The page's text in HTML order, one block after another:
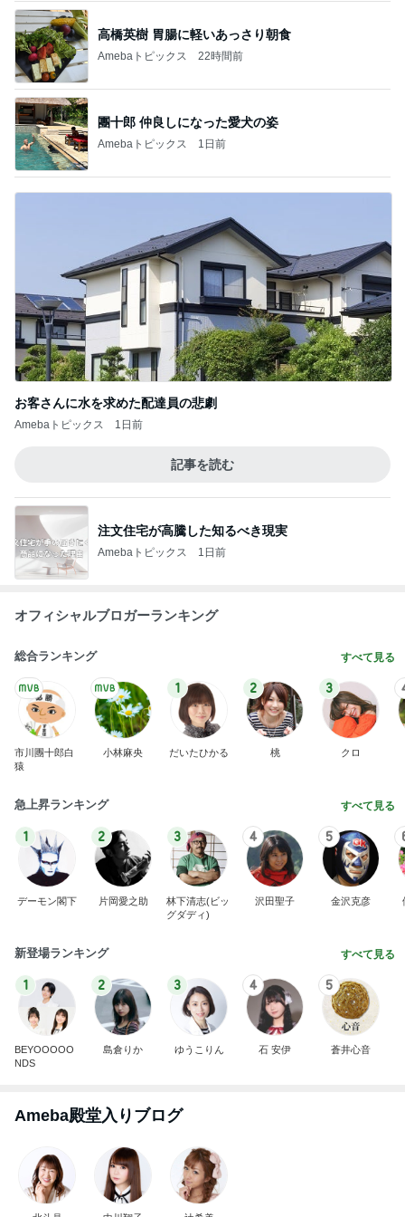
高橋英樹 胃腸に軽いあっさり朝食
Amebaトピックス 22時間前
團十郎 仲良しになった愛犬の姿
Amebaトピックス 1日前
お客さんに水を求めた配達員の悲劇
Amebaトピックス 1日前
記事を読む
注文住宅が高騰した知るべき現実
Amebaトピックス 1日前
オフィシャルブロガーランキング
総合ランキング すべて見る
市川團十郎白
猿
小林麻央
1
だいたひかる
2
桃
3
クロ
急上昇ランキング すべて見る
1
デーモン閣下
2
片岡愛之助
3
林下清志(ビッ
グダディ)
4
沢田聖子
5
金沢克彦
新登場ランキング すべて見る
1
BEYOOOOO
NDS
2
島倉りか
3
ゆうこりん
4
石 安伊
5
蒼井心音
Ameba殿堂入りブログ